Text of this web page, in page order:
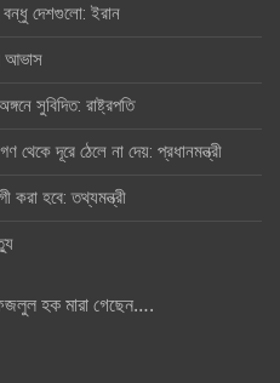
বন্ধু দেশগুলো: ইরান
আভাস
সুবিদিত: রাষ্ট্রপতি
দূরে ঠেলে না দেয়: প্রধানমন্ত্রী
করা হবে: তথ্যমন্ত্রী
হক মারা গেছেন….